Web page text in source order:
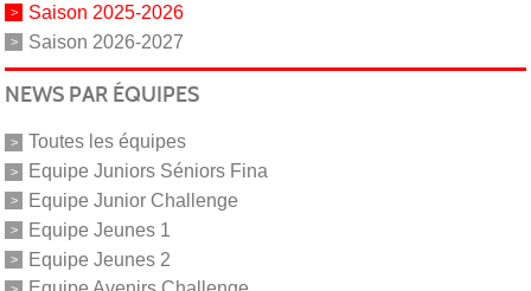
Saison 2025-2026
Saison 2026-2027
NEWS PAR ÉQUIPES
Toutes les équipes
Equipe Juniors Séniors Fina
Equipe Junior Challenge
Equipe Jeunes 1
Equipe Jeunes 2